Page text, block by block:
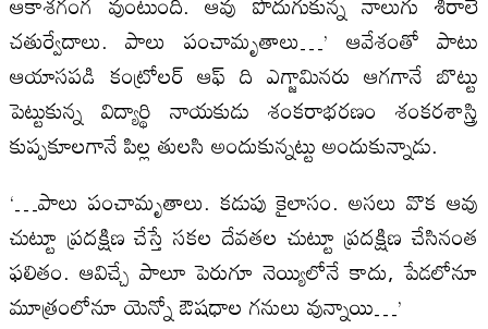
చతుర్వేదాలు. పాలు పంచామృతాలు…’ ఆవేశంతో పాటు
ఆయాసపడి కంట్రోలర్ ఆఫ్ ది ఎగ్జామినరు ఆగగానే బొట్టు
పెట్టుకున్న విద్యార్థి నాయకుడు శంకరాభరణం శంకరశాస్త్రి
కుప్పకూలగానే పిల్ల తులసి అందుకున్నట్టు అందుకున్నాడు.
‘…పాలు పంచామృతాలు. కడుపు కైలాసం. అసలు వొక ఆవు
చుట్టూ ప్రదక్షిణ చేస్తే సకల దేవతల చుట్టూ ప్రదక్షిణ చేసినంత
ఫలితం. ఆవిచ్చే పాలూ పెరుగూ నెయ్యిలోనే కాదు, పేడలోనూ
మూత్రంలోనూ యెన్నో ఔషధాల గనులు వున్నాయి…’